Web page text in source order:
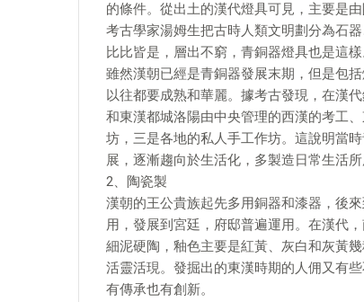
的條件。從出土的漢代燈具可見，主要是
考古學家湯姆生把古時人類文明劃分為石
比比皆是，層出不窮，青銅器燈具也是這樣
雖然漢朝已經是青銅器發展末期，但是包
以往都要成熟和華麗。據考古發現，在漢
和東漢都城洛陽由中央管理的西漢的考工
坊，三是各地的私人手工作坊。這說明當
展，逐漸趨向於生活化，多製造日常生活所
2、陶瓷製
漢朝的王公貴族起先多用銅器和漆器，後
用，發展到宮廷，府邸普遍運用。在漢代
細泥硬陶，釉色主要是紅黃、灰白和灰黃
活靈活現。發掘出的東漢時期的人佣又有
有傳承也有創新。